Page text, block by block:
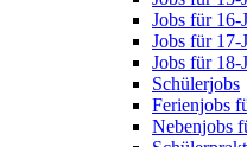
Jobs für 16-
Jobs für 17-
Jobs für 18-
Schülerjobs
Ferienjobs
Nebenjobs